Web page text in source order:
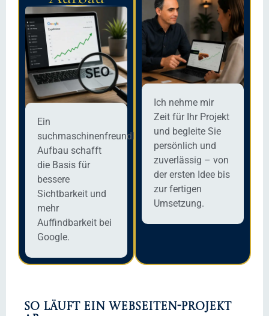
Ein
suchmaschinenfreundlicher
Aufbau schafft
die Basis für
bessere
Sichtbarkeit und
mehr
Auffindbarkeit bei
Google.
Ich nehme mir
Zeit für Ihr Projekt
und begleite Sie
persönlich und
zuverlässig – von
der ersten Idee bis
zur fertigen
Umsetzung.
So läuft ein webseiten-Projekt